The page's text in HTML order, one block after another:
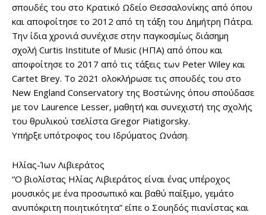
σπουδές του στο Κρατικό Ωδείο Θεσσαλονίκης από όπου
και αποφοίτησε το 2012 από τη τάξη του Δημήτρη Πάτρα.
Την ίδια χρονιά συνέχισε στην παγκοσμίως διάσημη
σχολή Curtis Institute of Music (ΗΠΑ) από όπου και
αποφοίτησε το 2017 από τις τάξεις των Peter Wiley και
Cartet Brey. Το 2021 ολοκλήρωσε τις σπουδές του στο
New England Conservatory της Βοστώνης όπου σπούδασε
με τον Laurence Lesser, μαθητή και συνεχιστή της σχολής
του θρυλικού τσελίστα Gregor Piatigorsky.
Υπήρξε υπότροφος του Ιδρύματος Ωνάση.
Ηλίας-Ίων Λιβιεράτος
“O βιολίστας Ηλίας Λιβιεράτος είναι ένας υπέροχος
μουσικός με ένα προσωπικό και βαθύ παίξιμο, γεμάτο
ανυπόκριτη ποιητικότητα” είπε ο Σουηδός πιανίστας και